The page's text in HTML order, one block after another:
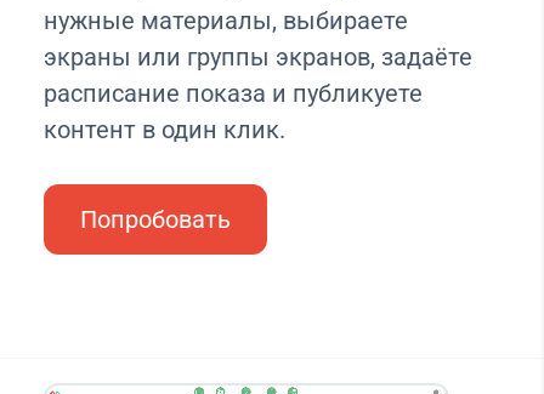
нужные материалы, выбираете
экраны или группы экранов, задаёте
расписание показа и публикуете
контент в один клик.
Попробовать